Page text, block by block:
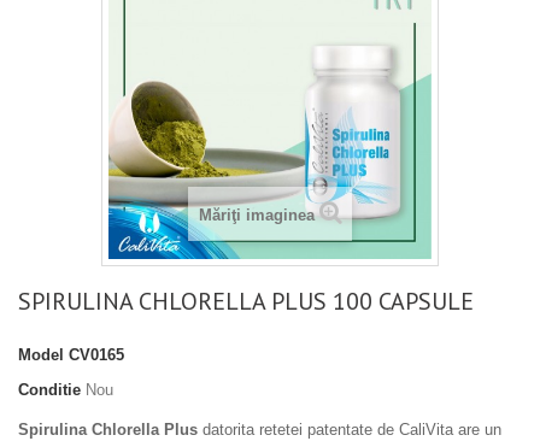
Măriţi imaginea
SPIRULINA CHLORELLA PLUS 100 CAPSULE
Model CV0165
Conditie Nou
Spirulina Chlorella Plus datorita retetei patentate de CaliVita are un